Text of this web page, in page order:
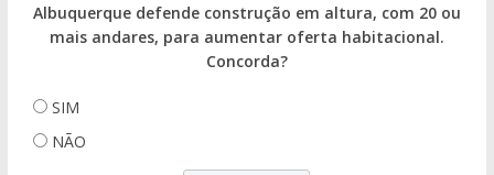
Albuquerque defende construção em altura, com 20 ou
mais andares, para aumentar oferta habitacional.
Concorda?
SIM
NÃO